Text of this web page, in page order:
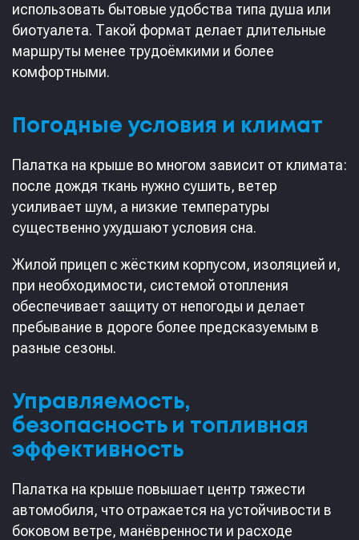
использовать бытовые удобства типа душа или
биотуалета. Такой формат делает длительные
маршруты менее трудоёмкими и более
комфортными.
Погодные условия и климат
Палатка на крыше во многом зависит от климата:
после дождя ткань нужно сушить, ветер
усиливает шум, а низкие температуры
существенно ухудшают условия сна.
Жилой прицеп с жёстким корпусом, изоляцией и,
при необходимости, системой отопления
обеспечивает защиту от непогоды и делает
пребывание в дороге более предсказуемым в
разные сезоны.
Управляемость,
безопасность и топливная
эффективность
Палатка на крыше повышает центр тяжести
автомобиля, что отражается на устойчивости в
боковом ветре, манёвренности и расходе